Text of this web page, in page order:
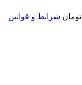
شرایط و قوانین